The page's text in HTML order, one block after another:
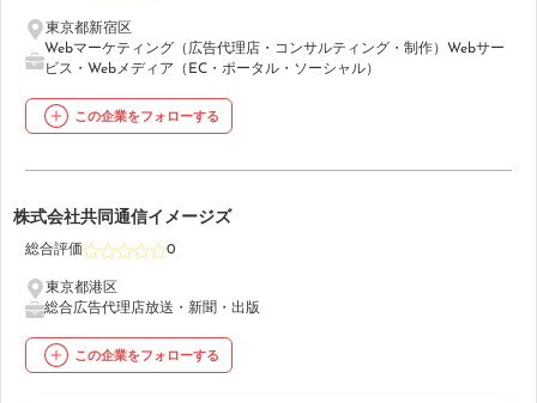
東京都新宿区
Webマーケティング（広告代理店・コンサルティング・制作） Webサー
ビス・Webメディア（EC・ポータル・ソーシャル）
この企業をフォローする
50
株式会社共同通信イメージズ
総合評価 0
東京都港区
総合広告代理店放送・新聞・出版
この企業をフォローする